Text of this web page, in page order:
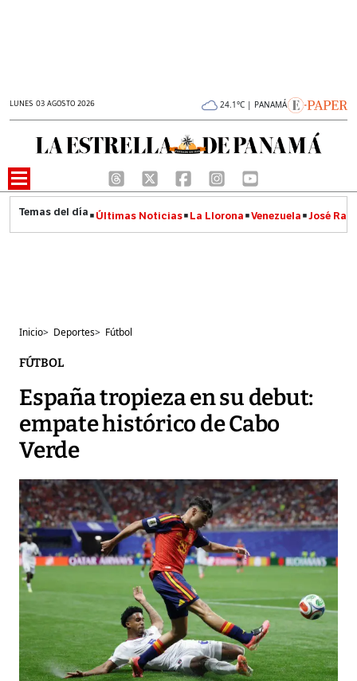
LUNES 03 AGOSTO 2026 24.1°C | PANAMÁ
Últimas Noticias La Llorona Venezuela José
Inicio> Deportes> Fútbol
FÚTBOL
España tropieza en su debut:
empate histórico de Cabo
Verde